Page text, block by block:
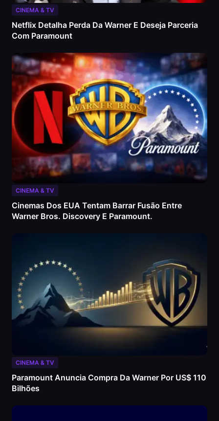
CINEMA & TV
Netflix Detalha Perda Da Warner E Deseja Parceria
Com Paramount
CINEMA & TV
Cinemas Dos EUA Tentam Barrar Fusão Entre
Warner Bros. Discovery E Paramount.
CINEMA & TV
Paramount Anuncia Compra Da Warner Por US$ 110
Bilhões